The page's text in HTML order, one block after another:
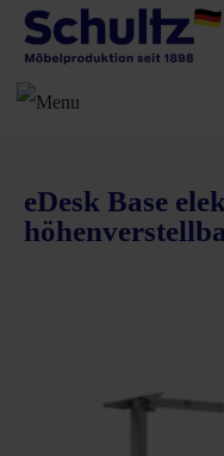
eDesk Base